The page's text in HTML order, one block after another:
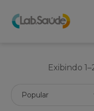
Exibindo